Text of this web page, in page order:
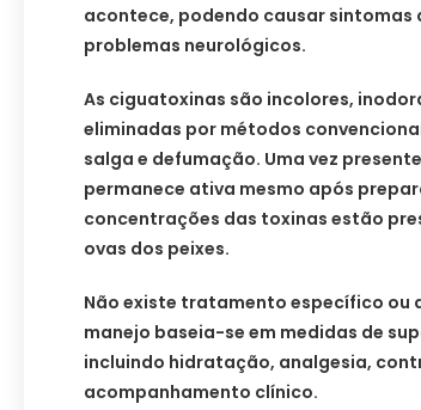
acontece, podendo causar sintomas
problemas neurológicos.
As ciguatoxinas são incolores,
eliminadas por métodos
salga e defumação. Uma vez
permanece ativa mesmo após
concentrações das toxinas estão
ovas dos peixes.
Não existe tratamento específico ou
manejo baseia-se em medidas de
incluindo hidratação, analgesia,
acompanhamento clínico.